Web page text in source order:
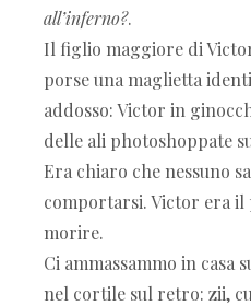
all’inferno?.
Il figlio maggiore di
porse una maglietta
addosso: Victor in
delle ali photoshoppate
Era chiaro che nessuno
comportarsi. Victor era il
morire.
Ci ammassammo in casa
nel cortile sul retro: zii,